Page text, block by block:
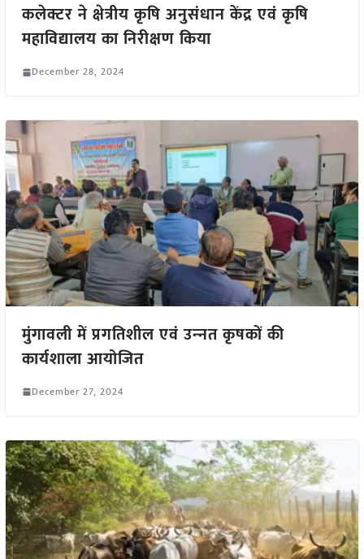
कलेक्टर ने क्षेत्रीय कृषि अनुसंधान केंद्र एवं कृषि
महाविद्यालय का निरीक्षण किया
December 28, 2024
मुंगावली में प्रगतिशील एवं उन्‍नत कृषकों की
कार्यशाला आयोजित
December 27, 2024